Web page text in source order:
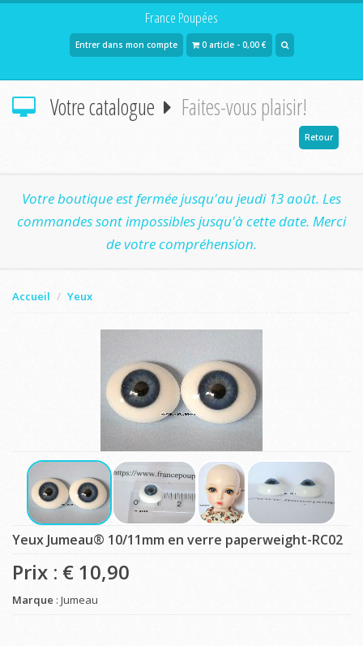
France Poupées
Entrer dans mon compte 0 article - 0,00 €
Votre catalogue Faites-vous plaisir!
Retour
Votre boutique est fermée jusqu'au jeudi 13 août. Les
commandes sont impossibles jusqu'à cette date. Merci
de votre compréhension.
Accueil Yeux
Yeux Jumeau® 10/11mm en verre paperweight-RC02
Prix : € 10,90
Marque : Jumeau